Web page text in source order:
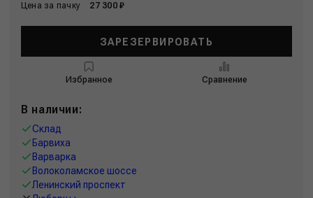
Цена за пачку 27 300 ₽
ЗАРЕЗЕРВИРОВАТЬ
Избранное Сравнение
В наличии:
Склад
Барвиха
Варварка
Волоколамское шоссе
Ленинский проспект